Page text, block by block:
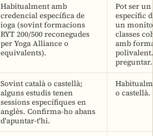
Habitualment amb
credencial específica de
ioga (sovint formacions
RYT 200/500 reconegudes
per Yoga Alliance o
equivalents).
Pot ser
específic
un
classes
amb
preguntar.
Sovint català o castellà;
alguns estudis tenen
sessions específiques en
anglès. Confirma-ho abans
d'apuntar-t'hi.
o castellà.